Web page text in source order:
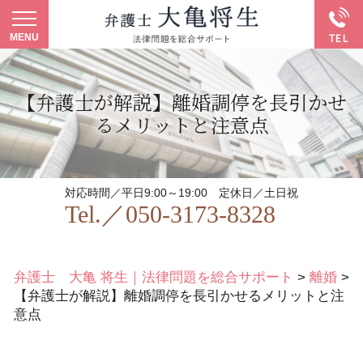
【弁護士が解説】離婚調停を長引かせ
るメリットと注意点
対応時間／平日9:00～19:00 定休日／土日祝
Tel.／050-3173-8328
弁護士 大亀 将生｜法律問題を総合サポート > 離婚 >
【弁護士が解説】離婚調停を長引かせるメリットと注
意点